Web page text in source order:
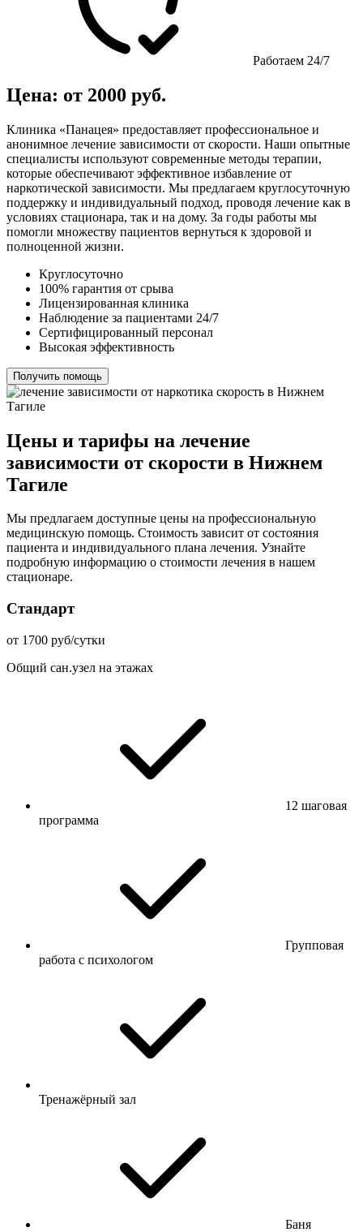
Работаем 24/7
Цена: от 2000 руб.
Клиника «Панацея» предоставляет профессиональное и
анонимное лечение зависимости от скорости. Наши опытные
специалисты используют современные методы терапии,
которые обеспечивают эффективное избавление от
наркотической зависимости. Мы предлагаем круглосуточную
поддержку и индивидуальный подход, проводя лечение как в
условиях стационара, так и на дому. За годы работы мы
помогли множеству пациентов вернуться к здоровой и
полноценной жизни.
Круглосуточно
100% гарантия от срыва
Лицензированная клиника
Наблюдение за пациентами 24/7
Сертифицированный персонал
Высокая эффективность
Получить помощь
Цены и тарифы на лечение
зависимости от скорости в Нижнем
Тагиле
Мы предлагаем доступные цены на профессиональную
медицинскую помощь. Стоимость зависит от состояния
пациента и индивидуального плана лечения. Узнайте
подробную информацию о стоимости лечения в нашем
стационаре.
Стандарт
от 1700 руб/сутки
Общий сан.узел на этажах
12 шаговая
программа
Групповая
работа с психологом
Тренажёрный зал
Баня